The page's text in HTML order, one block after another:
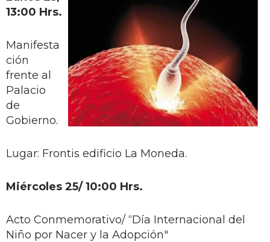
13:00 Hrs.
Manifesta
ción
frente al
Palacio
de
Gobierno.
Lugar: Frontis edificio La Moneda.
Miércoles 25/ 10:00 Hrs.
Acto Conmemorativo/ “Día Internacional del
Niño por Nacer y la Adopción"